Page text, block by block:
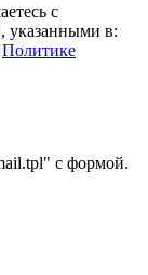
с
указанными в:
Политике
с формой.